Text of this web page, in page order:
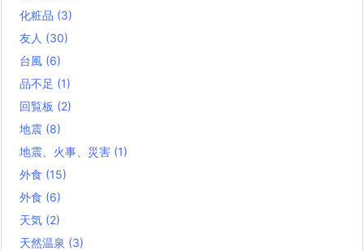
化粧品 (3)
友人 (30)
台風 (6)
品不足 (1)
回覧板 (2)
地震 (8)
地震、火事、災害 (1)
外食 (15)
外食 (6)
天気 (2)
天然温泉 (3)